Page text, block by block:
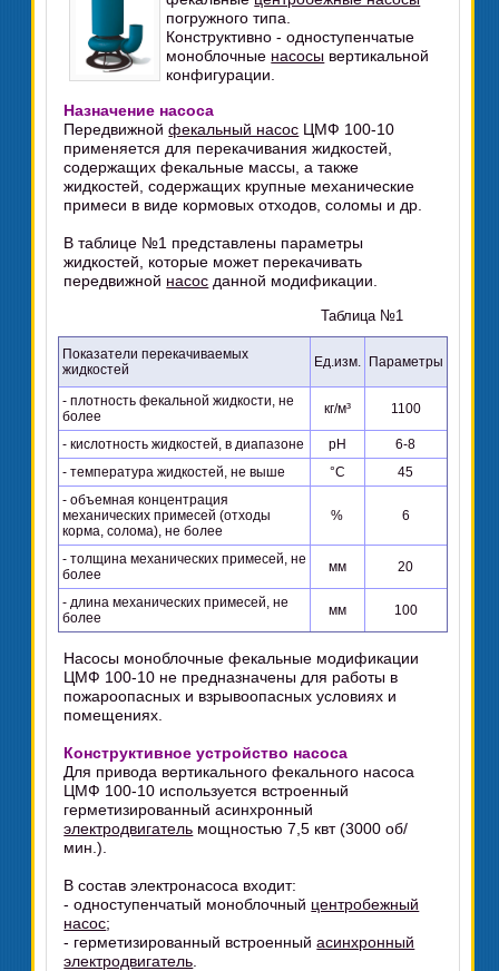
погружного типа.
Конструктивно - одноступенчатые
моноблочные насосы вертикальной
конфигурации.
Назначение насоса
Передвижнойфекальный насос ЦМФ 100-10
применяется для перекачивания жидкостей,
содержащих фекальные массы, а также
жидкостей, содержащих крупные механические
примеси в виде кормовых отходов, соломы и др.
В таблице №1 представлены параметры
жидкостей, которые может перекачивать
передвижной насос данной модификации.
Таблица №1
Показатели перекачиваемых
жидкостей
Ед.изм. Параметры
- плотность фекальной жидкости, не
более
кг/м³ 1100
- кислотность жидкостей, в диапазоне pH
6-8
- температура жидкостей, не выше
°C
45
- объемная концентрация
механических примесей (отходы
корма, солома), не более
% 6
- толщина механических примесей, не
более
мм 20
- длина механических примесей, не
более
мм 100
Насосы моноблочные фекальные модификации
ЦМФ 100-10 не предназначены для работы в
пожароопасных и взрывоопасных условиях и
помещениях.
Конструктивное устройство насоса
Для привода вертикального фекального насоса
ЦМФ 100-10 используется встроенный
герметизированный асинхронный
электродвигатель мощностью 7,5 квт (3000 об/
мин.).
В состав электронасоса входит:
- одноступенчатый моноблочный центробежный
насос;
- герметизированный встроенныйасинхронный
электродвигатель